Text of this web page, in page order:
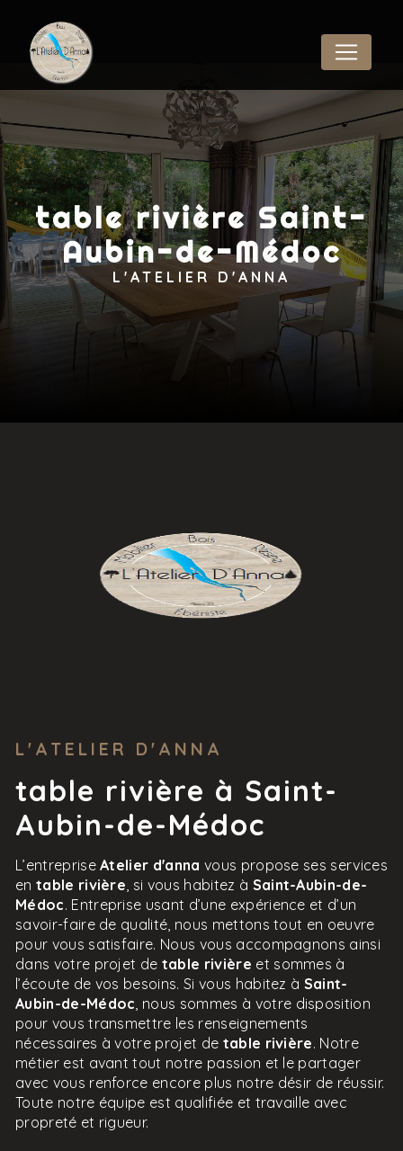
table rivière Saint-
Aubin-de-Médoc
L'ATELIER D'ANNA
L'ATELIER D'ANNA
table rivière à Saint-
Aubin-de-Médoc
L’entrepriseAtelier d'anna vous propose ses services
en table rivière, si vous habitez à Saint-Aubin-de-
Médoc. Entreprise usant d’une expérience et d’un
savoir-faire de qualité, nous mettons tout en oeuvre
pour vous satisfaire. Nous vous accompagnons ainsi
dans votre projet de table rivière et sommes à
l’écoute de vos besoins. Si vous habitez à Saint-
Aubin-de-Médoc, nous sommes à votre disposition
pour vous transmettre les renseignements
nécessaires à votre projet de table rivière. Notre
métier est avant tout notre passion et le partager
avec vous renforce encore plus notre désir de réussir.
Toute notre équipe est qualifiée et travaille avec
propreté et rigueur.